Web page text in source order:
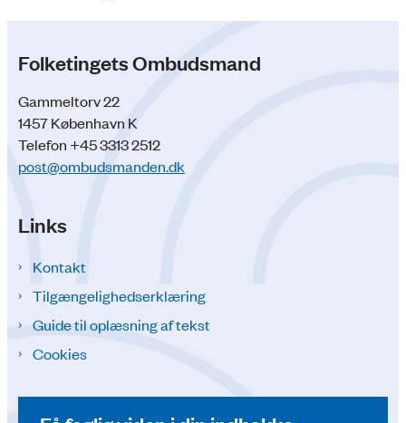
Folketingets Ombudsmand
Gammeltorv 22
1457 København K
Telefon +45 3313 2512
post@ombudsmanden.dk
Links
Kontakt
Tilgængelighedserklæring
Guide til oplæsning af tekst
Cookies